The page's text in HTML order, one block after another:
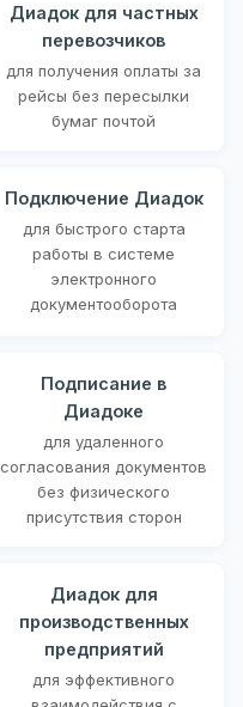
Диадок для частных
перевозчиков
для получения оплаты за
рейсы без пересылки
бумаг почтой
Подключение Диадок
для быстрого старта
работы в системе
электронного
документооборота
Подписание в
Диадоке
для удаленного
согласования документов
без физического
присутствия сторон
Диадок для
производственных
предприятий
для эффективного